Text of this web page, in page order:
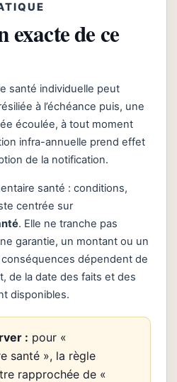
exacte de ce
santé individuelle peut
à l’échéance puis, une
écoulée, à tout moment
infra-annuelle prend effet
de la notification.
santé : conditions,
centrée sur
. Elle ne tranche pas
garantie, un montant ou un
dépendent de
de la date des faits et des
disponibles.
: pour «
santé », la règle
rapprochée de «